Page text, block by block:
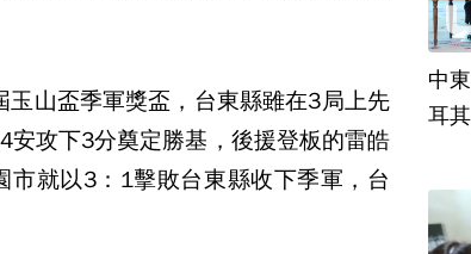
山盃季軍獎盃，台東縣雖在3局上先
安攻下3分奠定勝基，後援登板的雷皓
就以3：1擊敗台東縣收下季軍，台
中
耳